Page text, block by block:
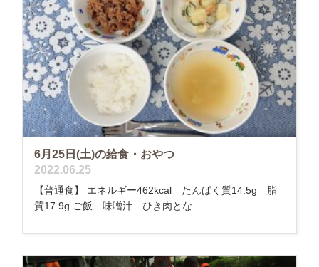
6月25日(土)の給食・おやつ
2022.06.25
【普通食】 エネルギー462kcal たんぱく質14.5g 脂
質17.9g ご飯 味噌汁 ひき肉とな...